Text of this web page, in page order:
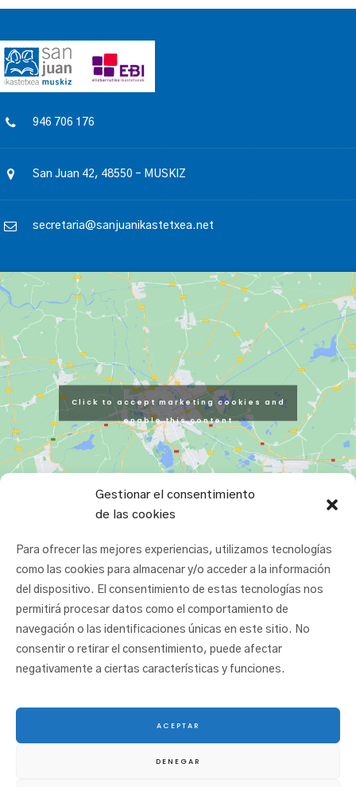
Gestionar el consentimiento
de las cookies
Para ofrecer las mejores experiencias, utilizamos tecnologías
como las cookies para almacenar y/o acceder a la información
del dispositivo. El consentimiento de estas tecnologías nos
permitirá procesar datos como el comportamiento de
navegación o las identificaciones únicas en este sitio. No
consentir o retirar el consentimiento, puede afectar
negativamente a ciertas características y funciones.
ACEPTAR
DENEGAR
946 706 176
San Juan 42, 48550 – MUSKIZ
secretaria@sanjuanikastetxea.net
Click to accept marketing cookies and
enable this content
Aviso legal|